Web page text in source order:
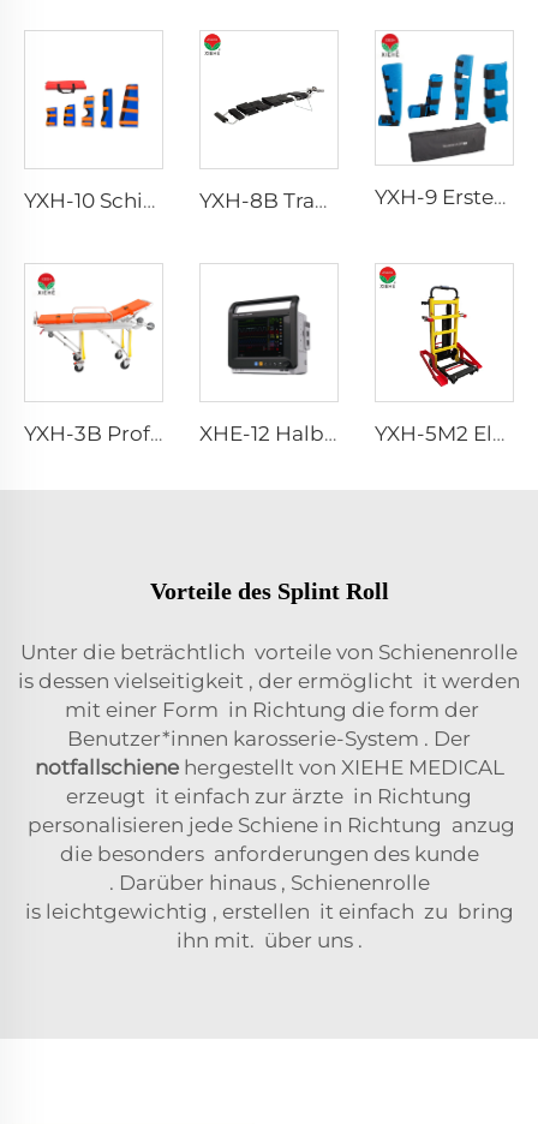
YXH-10 Schienenset YXH-8B Tractionsschienen-Set YXH-9 Erste-Hilfe-Schienen-Set
YXH-3B Professionelle Notfall-Krankenwagen-Ausklappbare Trage Liege XHE-12 Halbmodularer Monitor YXH-5M2 Elektrischer Medizinischer Faltbarer Klettertreppenrollstuhl Lift
Vorteile des Splint Roll
Unter die beträchtlich vorteile von Schienenrolle
is dessen vielseitigkeit , der ermöglicht it werden
mit einer Form in Richtung die form der
Benutzer*innen karosserie-System . Der
notfallschiene hergestellt von XIEHE MEDICAL
erzeugt it einfach zur ärzte in Richtung
personalisieren jede Schiene in Richtung anzug
die besonders anforderungen des kunde
. Darüber hinaus , Schienenrolle
is leichtgewichtig , erstellen it einfach zu bring
ihn mit. über uns .